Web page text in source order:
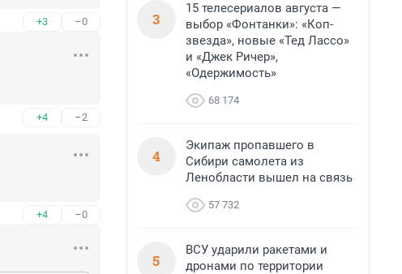
+3 –0
+4 –2
+4 –0
3
15 телесериалов августа —
выбор «Фонтанки»: «Коп-
звезда», новые «Тед Лассо»
и «Джек Ричер»,
«Одержимость»
68 174
4
Экипаж пропавшего в
Сибири самолета из
Ленобласти вышел на связь
57 732
5
ВСУ ударили ракетами и
дронами по территории